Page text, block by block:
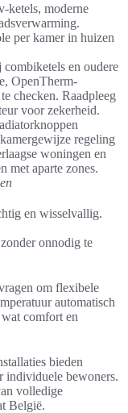
ketels, moderne
per kamer in huizen
en oudere
OpenTherm-
checken. Raadpleeg
voor zekerheid.
regeling
woningen en
met aparte zones.
en wisselvallig.
onnodig te
om flexibele
automatisch
comfort en
bieden
individuele bewoners.
volledige
België.